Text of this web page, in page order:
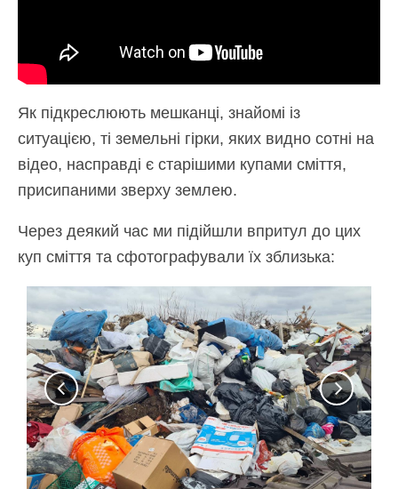
Як підкреслюють мешканці, знайомі із
ситуацією, ті земельні гірки, яких видно сотні на
відео, насправді є старішими купами сміття,
присипаними зверху землею.
Через деякий час ми підійшли впритул до цих
куп сміття та сфотографували їх зблизька: